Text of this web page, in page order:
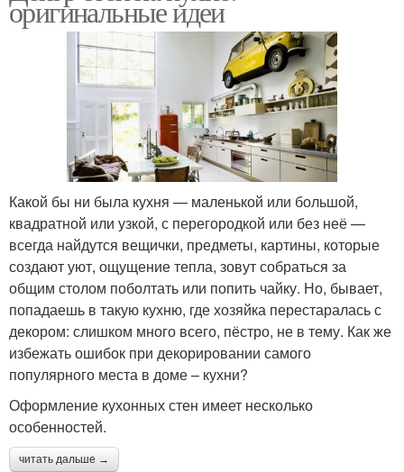
оригинальные идеи
Какой бы ни была кухня — маленькой или большой,
квадратной или узкой, с перегородкой или без неё —
всегда найдутся вещички, предметы, картины, которые
создают уют, ощущение тепла, зовут собраться за
общим столом поболтать или попить чайку. Но, бывает,
попадаешь в такую кухню, где хозяйка перестаралась с
декором: слишком много всего, пёстро, не в тему. Как же
избежать ошибок при декорировании самого
популярного места в доме – кухни?
Оформление кухонных стен имеет несколько
особенностей.
читать дальше →